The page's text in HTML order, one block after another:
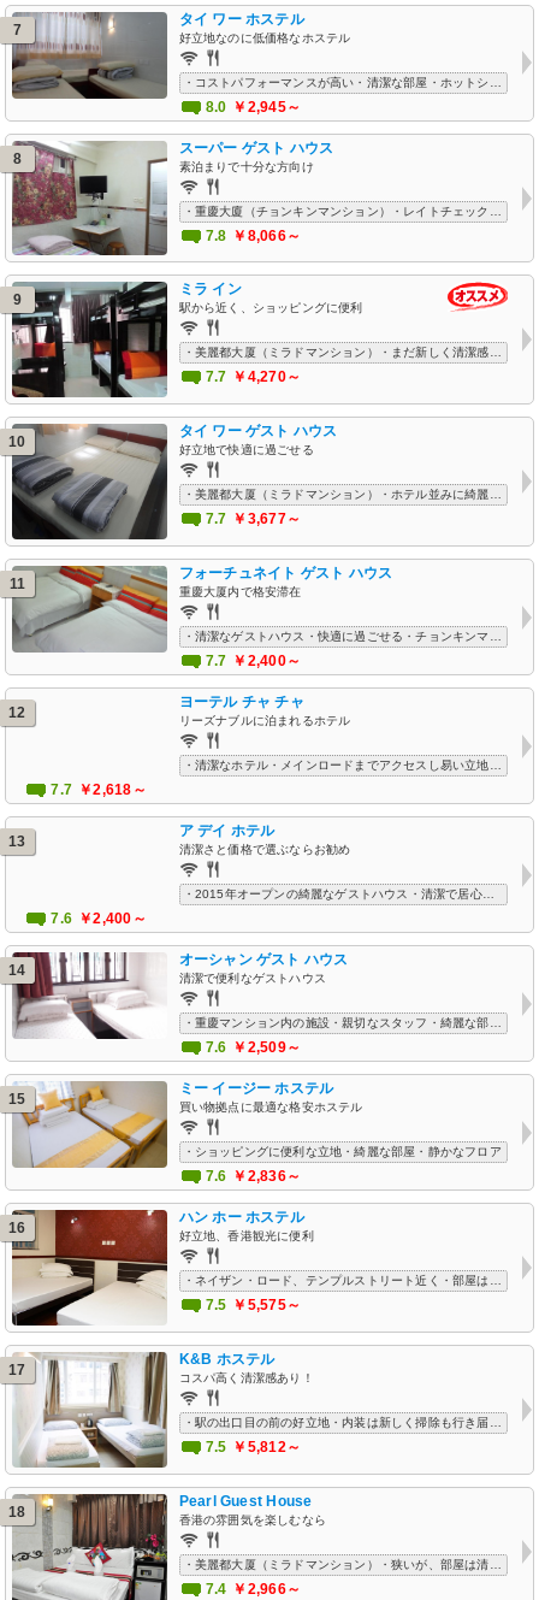
7
タイ ワー ホステル
好立地なのに低価格なホステル
8.0 ￥2,945～
8
スーパー ゲスト ハウス
素泊まりで十分な方向け
7.8 ￥8,066～
9
ミラ イン
駅から近く、ショッピングに便利
・美麗都大厦（ミラドマンション）・まだ新しく清潔感あり、キレイ・とにかく狭い、寝るだけの安宿・トランジットにもオススメ！・Wi-Fiフリー
7.7 ￥4,270～
10
タイ ワー ゲスト ハウス
好立地で快適に過ごせる
7.7 ￥3,677～
11
フォーチュネイト ゲスト ハウス
重慶大厦内で格安滞在
7.7 ￥2,400～
12
ヨーテル チャ チャ
リーズナブルに泊まれるホテル
7.7 ￥2,618～
13
ア デイ ホテル
清潔さと価格で選ぶならお勧め
・2015年オープンの綺麗なゲストハウス・清潔で居心地の良い部屋・フレンドリーなスタッフ・抜群のロケーション
7.6 ￥2,400～
14
オーシャン ゲスト ハウス
清潔で便利なゲストハウス
7.6 ￥2,509～
15
ミー イージー ホステル
買い物拠点に最適な格安ホステル
・ショッピングに便利な立地・綺麗な部屋・静かなフロア
7.6 ￥2,836～
16
ハン ホー ホステル
好立地、香港観光に便利
7.5 ￥5,575～
17
K&B ホステル
コスパ高く清潔感あり！
・駅の出口目の前の好立地・内装は新しく掃除も行き届いている・Wi-Fiフリー
7.5 ￥5,812～
18
Pearl Guest House
香港の雰囲気を楽しむなら
・美麗都大厦（ミラドマンション）・狭いが、部屋は清潔・周りには何でも揃う好立地・Wi-Fiフリー
7.4 ￥2,966～